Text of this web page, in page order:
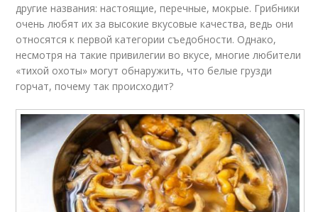
другие названия: настоящие, перечные, мокрые. Грибники
очень любят их за высокие вкусовые качества, ведь они
относятся к первой категории съедобности. Однако,
несмотря на такие привилегии во вкусе, многие любители
«тихой охоты» могут обнаружить, что белые грузди
горчат, почему так происходит?